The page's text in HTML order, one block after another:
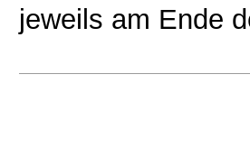
jeweils am Ende